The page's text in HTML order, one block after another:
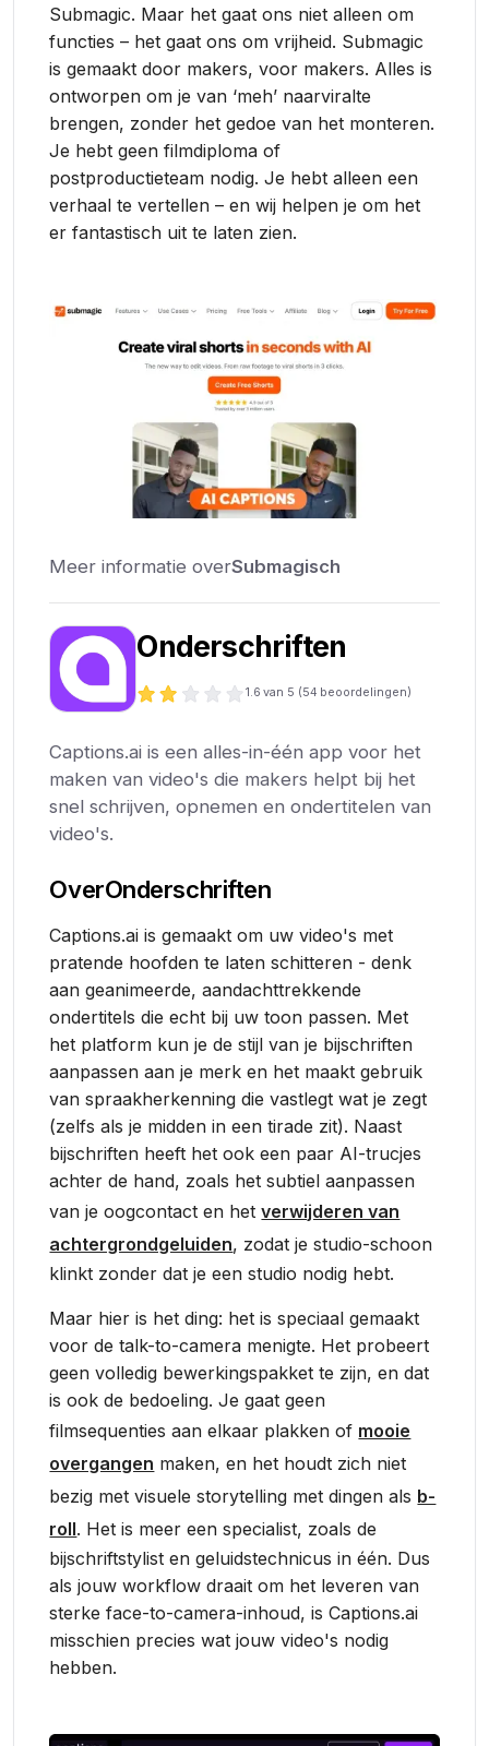
Submagic. Maar het gaat ons niet alleen om
functies – het gaat ons om vrijheid. Submagic
is gemaakt door makers, voor makers. Alles is
ontworpen om je van ‘meh’ naarviralte
brengen, zonder het gedoe van het monteren.
Je hebt geen filmdiploma of
postproductieteam nodig. Je hebt alleen een
verhaal te vertellen – en wij helpen je om het
er fantastisch uit te laten zien.
Meer informatie overSubmagisch
Onderschriften
1.6 van 5 (54 beoordelingen)
Captions.ai is een alles-in-één app voor het
maken van video's die makers helpt bij het
snel schrijven, opnemen en ondertitelen van
video's.
OverOnderschriften
Captions.ai is gemaakt om uw video's met
pratende hoofden te laten schitteren - denk
aan geanimeerde, aandachttrekkende
ondertitels die echt bij uw toon passen. Met
het platform kun je de stijl van je bijschriften
aanpassen aan je merk en het maakt gebruik
van spraakherkenning die vastlegt wat je zegt
(zelfs als je midden in een tirade zit). Naast
bijschriften heeft het ook een paar AI-trucjes
achter de hand, zoals het subtiel aanpassen
van je oogcontact en hetverwijderen van
achtergrondgeluiden, zodat je studio-schoon
klinkt zonder dat je een studio nodig hebt.
Maar hier is het ding: het is speciaal gemaakt
voor de talk-to-camera menigte. Het probeert
geen volledig bewerkingspakket te zijn, en dat
is ook de bedoeling. Je gaat geen
filmsequenties aan elkaar plakken of mooie
overgangen maken, en het houdt zich niet
bezig met visuele storytelling met dingen als b-
roll. Het is meer een specialist, zoals de
bijschriftstylist en geluidstechnicus in één. Dus
als jouw workflow draait om het leveren van
sterke face-to-camera-inhoud, is Captions.ai
misschien precies wat jouw video's nodig
hebben.